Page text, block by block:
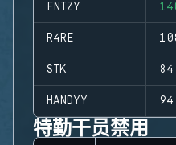
FNTZY
R4RE
STK 84
HANDYY 94
特勤干员禁用